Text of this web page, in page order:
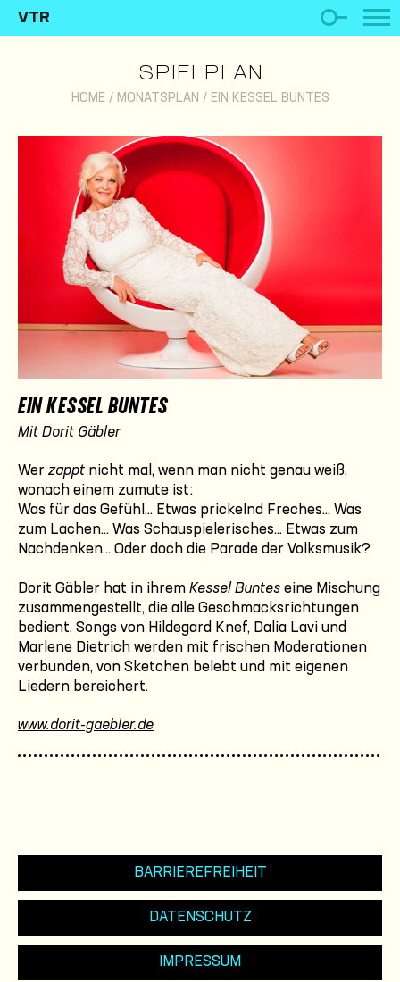
VTR
SPIELPLAN
HOME / MONATSPLAN / EIN KESSEL BUNTES
EIN KESSEL BUNTES
Mit Dorit Gäbler
Wer zappt nicht mal, wenn man nicht genau weiß,
wonach einem zumute ist:
Was für das Gefühl... Etwas prickelnd Freches... Was
zum Lachen... Was Schauspielerisches... Etwas zum
Nachdenken... Oder doch die Parade der Volksmusik?
Dorit Gäbler hat in ihrem Kessel Buntes eine Mischung
zusammengestellt, die alle Geschmacksrichtungen
bedient. Songs von Hildegard Knef, Dalia Lavi und
Marlene Dietrich werden mit frischen Moderationen
verbunden, von Sketchen belebt und mit eigenen
Liedern bereichert.
www.dorit-gaebler.de
BARRIEREFREIHEIT
DATENSCHUTZ
IMPRESSUM